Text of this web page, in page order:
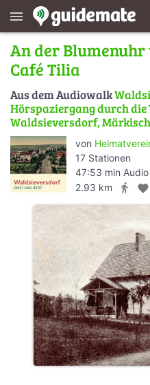
menu
An der
Café Tilia
Aus dem Audiowalk
Hörspaziergang durch die
Waldsieversdorf,
von
17 Stationen
47:53 min Audio
2.93 km
directions_walk favorite